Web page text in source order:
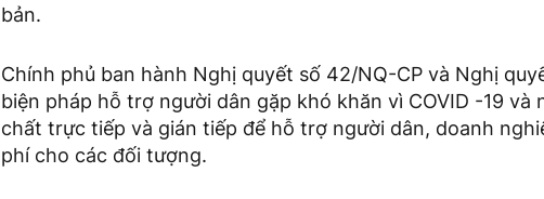
bản.
Chính phủ ban hành Nghị quyết số 42/NQ-CP và Nghị
biện pháp hỗ trợ người dân gặp khó khăn vì COVID -19 và
chất trực tiếp và gián tiếp để hỗ trợ người dân, doanh
phí cho các đối tượng.